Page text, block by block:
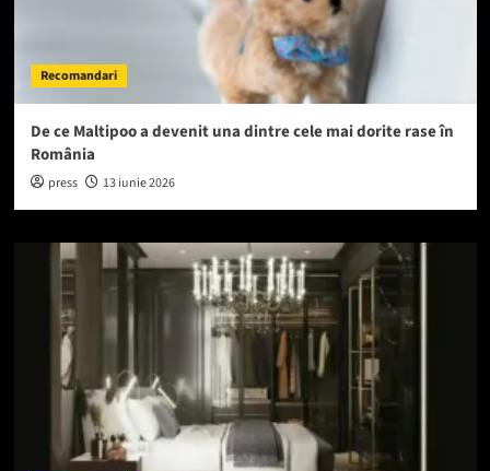
Recomandari
De ce Maltipoo a devenit una dintre cele mai dorite rase în
România
press 13 iunie 2026